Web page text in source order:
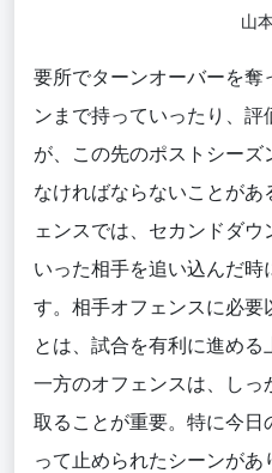
山
要所でターンオーバーを奪
ンまで持っていったり、
が、この先のポストシーズ
なければならないことがあ
ェンスでは、セカンドダウ
いった相手を追い込んだ時
す。相手オフェンスに必要
とは、試合を有利に進める
一方のオフェンスは、しっ
取ることが重要。特に今日
って止められたシーンがあ